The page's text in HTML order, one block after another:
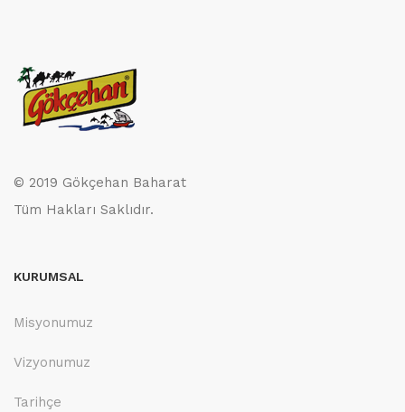
© 2019 Gökçehan Baharat
Tüm Hakları Saklıdır.
KURUMSAL
Misyonumuz
Vizyonumuz
Tarihçe